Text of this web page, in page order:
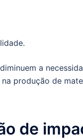
a
produção de
de